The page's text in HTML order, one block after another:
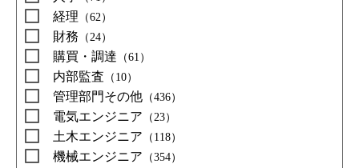
経理 （62）
財務 （24）
購買・調達 （61）
内部監査 （10）
管理部門その他 （436）
電気エンジニア （23）
土木エンジニア （118）
機械エンジニア （354）